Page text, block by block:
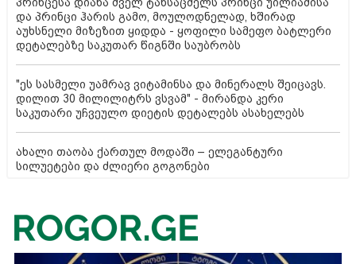
და პრინცი ჰარის გამო, მოულოდნელად, ხშირად
აუხსნელი მიზეზით ყიდდა - ყოფილი სამეფო ბატლერი
დეტალებზე საკუთარ წიგნში საუბრობს
"ეს სასმელი უამრავ ვიტამინსა და მინერალს შეიცავს.
დილით 30 მილილიტრს ვსვამ" - მირანდა კერი
საკუთარი უჩვეულო დიეტის დეტალებს ასახელებს
ახალი თაობა ქართულ მოდაში – ელეგანტური
სილუეტები და ძლიერი გოგონები